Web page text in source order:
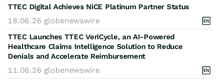
TTEC Digital Achieves NiCE Platinum Partner Status
18.06.26 globenewswire
TTEC Launches TTEC VeriCycle, an AI-Powered
Healthcare Claims Intelligence Solution to Reduce
Denials and Accelerate Reimbursement
11.06.26 globenewswire